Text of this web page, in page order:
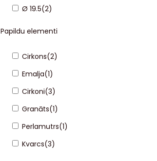
Ø 19.5(2)
Papildu elementi
Cirkons(2)
Emalja(1)
Cirkoni(3)
Granāts(1)
Perlamutrs(1)
Kvarcs(3)